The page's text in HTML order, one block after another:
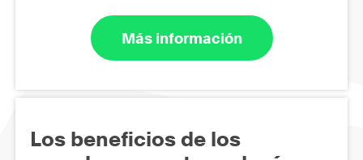
Más información
Los beneficios de los